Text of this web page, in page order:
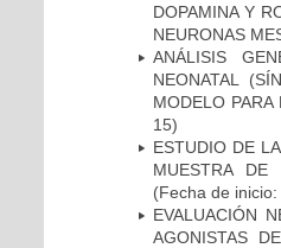
DOPAMINA Y
NEURONAS
ANÁLISIS
NEONATAL
MODELO
15)
ESTUDIO DE
MUESTRA DE
(Fecha de
EVALUACIÓN
AGONISTAS